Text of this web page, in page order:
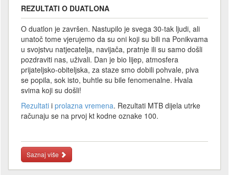
REZULTATI O DUATLONA
O duatlon je završen. Nastupilo je svega 30-tak ljudi, ali
unatoč tome vjerujemo da su oni koji su bili na Ponikvama
u svojstvu natjecatelja, navijača, pratnje ili su samo došli
pozdraviti nas, uživali. Dan je bio lijep, atmosfera
prijateljsko-obiteljska, za staze smo dobili pohvale, piva
se popila, sok isto, buhtle su bile fenomenalne. Hvala
svima koji su došli!
Rezultati i prolazna vremena. Rezultati MTB dijela utrke
računaju se na prvoj kt kodne oznake 100.
Saznaj više